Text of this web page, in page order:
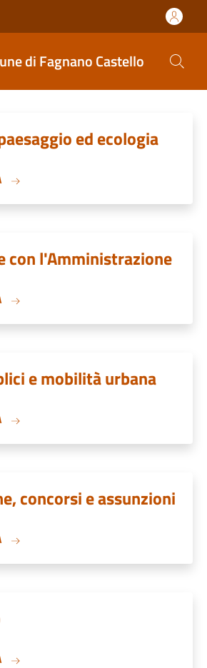
di Fagnano Castello
ed ecologia
con l'Amministrazione
e mobilità urbana
concorsi e assunzioni